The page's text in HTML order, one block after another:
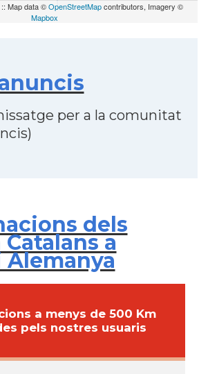
:: Map data ©OpenStreetMapcontributors, Imagery ©
Mapbox
per a la comunitat
dels
a
Alemanya
a menys de 500 Km
pels nostres usuaris